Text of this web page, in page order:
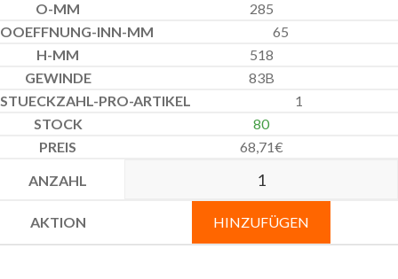
285
65
518
83B
1
80
68,71€
HINZUFÜGEN